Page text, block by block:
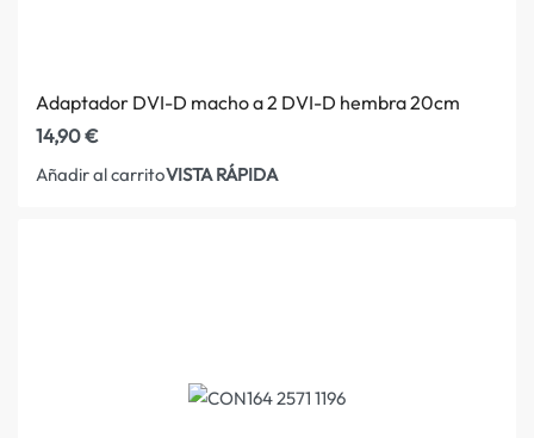
Adaptador DVI-D macho a 2 DVI-D hembra 20cm
14,90€
Añadir al carritoVISTA RÁPIDA